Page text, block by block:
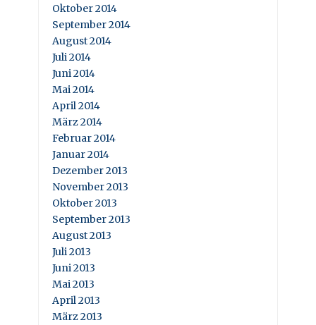
Oktober 2014
September 2014
August 2014
Juli 2014
Juni 2014
Mai 2014
April 2014
März 2014
Februar 2014
Januar 2014
Dezember 2013
November 2013
Oktober 2013
September 2013
August 2013
Juli 2013
Juni 2013
Mai 2013
April 2013
März 2013